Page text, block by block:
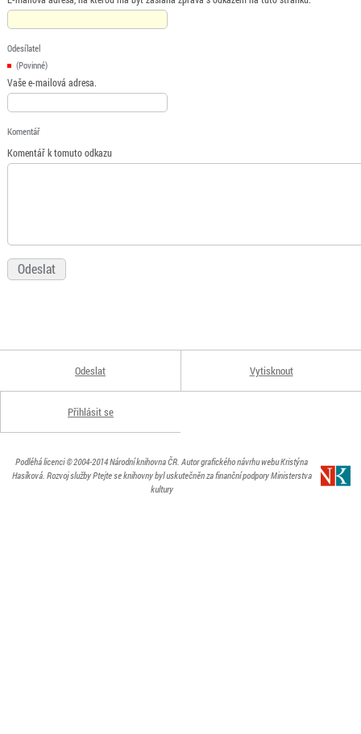
Odesílatel
(Povinné)
Vaše e-mailová adresa.
Komentář
Komentář k tomuto odkazu
Odeslat Vytisknout
Přihlásit se
Podléhá licenci© 2004-2014Národní knihovna ČR. Autor grafického návrhu webu Kristýna
Hasíková. Rozvoj služby Ptejte se knihovny byl uskutečněn za finanční podpory Ministerstva
kultury